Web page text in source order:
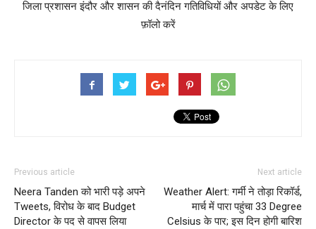
जिला प्रशासन इंदौर और शासन की दैनंदिन गतिविधियों और अपडेट के लिए
फ़ॉलो करें
Previous article
Neera Tanden को भारी पड़े अपने
Tweets, विरोध के बाद Budget
Director के पद से वापस लिया
Next article
Weather Alert: गर्मी ने तोड़ा रिकॉर्ड,
मार्च में पारा पहुंचा 33 Degree
Celsius के पार; इस दिन होगी बारिश